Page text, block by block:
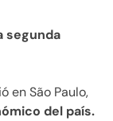
segunda
en São Paulo,
del país.